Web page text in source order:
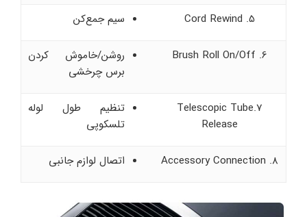
5. Cord Rewind سیم جمع‌کن
6. Brush Roll On/Off
روشن/خاموش کردن
برس چرخشی
7.Telescopic Tube
Release
تنظیم طول لوله
تلسکوپی
8. Accessory Connection اتصال لوازم جانبی